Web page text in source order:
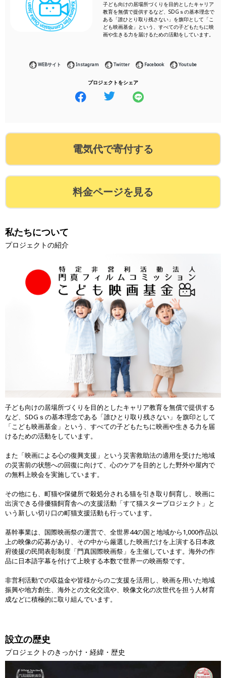
子ども向けの居場所づくりを目的としたキャリア
教育を無償で提供するなど、SDGｓの基本理念で
ある「誰ひとり取り残さない」を旗印として「こ
ども映画基金」という、すべての子どもたちに映
画や生きる力を届けるための活動をしています。
WEBサイト Instagram Twitter Facebook Youtube
プロジェクトをシェア
電気代で寄付する
料金ページを見る
私たちについて
プロジェクトの紹介
子ども向けの居場所づくりを目的としたキャリア教育を無償で提供する
など、SDGｓの基本理念である「誰ひとり取り残さない」を旗印として
「こども映画基金」という、すべての子どもたちに映画や生きる力を届
けるための活動をしています。
また「映画による心の復興支援」という災害救助法の適用を受けた地域
の災害前の状態への回復に向けて、心のケアを目的とした野外や屋内で
の無料上映会を実施しています。
その他にも、町猫や保健所で殺処分される猫を引き取り飼育し、映画に
出演できる俳優猫飼育舎への支援活動「すて猫スタープロジェクト」と
いう新しい切り口の町猫支援活動も行っています。
基幹事業は、国際映画祭の運営で、全世界44の国と地域から1,000作品以
上の映像の応募があり、その中から厳選した映画だけを上演する日本政
府後援の民間表彰制度「門真国際映画祭」を主催しています。海外の作
品に日本語字幕を付けて上映する本数で世界一の映画祭です。
非営利活動での収益金や皆様からのご支援を活用し、映画を用いた地域
振興や地方創生、海外との文化交流や、映像文化の次世代を担う人材育
成などに積極的に取り組んでいます。
設立の歴史
プロジェクトのきっかけ・経緯・歴史